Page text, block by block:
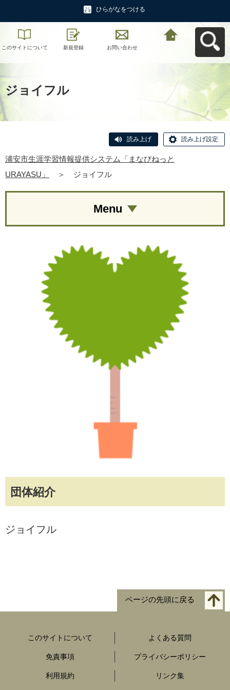
ひらがなをつける
このサイトについて 新規登録 お問い合わせ
ジョイフル
読み上げ 読み上げ設定
浦安市生涯学習情報提供システム「まなびねっと
URAYASU」
＞ ジョイフル
団体紹介
ジョイフル
Menu
ページの先頭に戻る
このサイトについて よくある質問
免責事項 プライバシーポリシー
利用規約 リンク集